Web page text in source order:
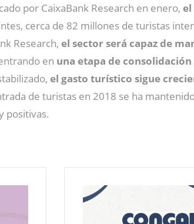
por CaixaBank Research en enero, el
cerca de 82 millones de turistas
Research, el sector será capaz de
en una etapa de consolidación
el gasto turístico sigue
de turistas en 2018 se ha
positivas.